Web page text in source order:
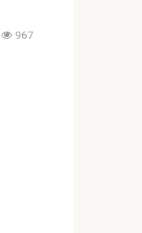
967